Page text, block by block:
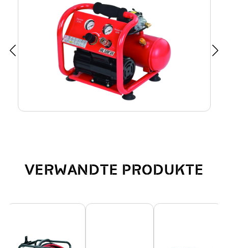
VERWANDTE PRODUKTE